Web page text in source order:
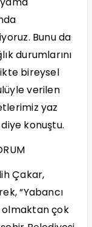
Bunu da
durumlarını
bireysel
verilen
yaz
konuştu.
Çakar,
“Yabancı
olmaktan çok